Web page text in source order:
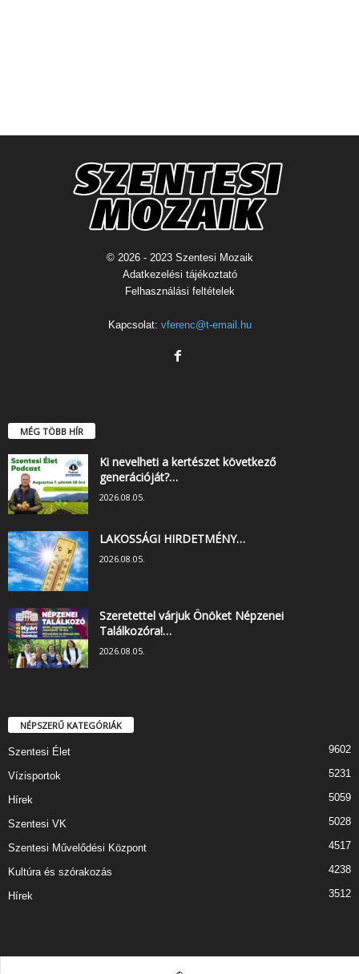
© 2026 - 2023 Szentesi Mozaik
Adatkezelési tájékoztató
Felhasználási feltételek
Kapcsolat: vferenc@t-email.hu
MÉG TÖBB HÍR
Ki nevelheti a kertészet következő
generációját?…
2026.08.05.
LAKOSSÁGI HIRDETMÉNY…
2026.08.05.
Szeretettel várjuk Önöket Népzenei
Találkozóra!…
2026.08.05.
NÉPSZERŰ KATEGÓRIÁK
Szentesi Élet 9602
Vízisportok 5231
Hírek 5059
Szentesi VK 5028
Szentesi Művelődési Központ 4517
Kultúra és szórakozás 4238
Hírek 3512